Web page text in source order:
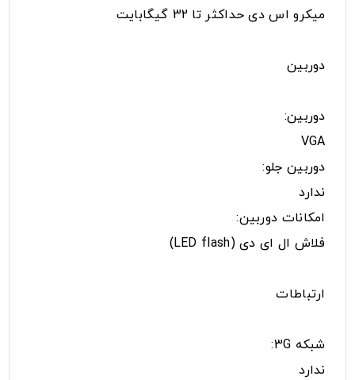
میکرو اس دی حداکثر تا 32 گیگابایت
دوربین
دوربین:
VGA
دوربین جلو:
ندارد
امکانات دوربین:
فلاش ال ای دی (LED flash)
ارتباطات
شبکه 3G:
ندارد